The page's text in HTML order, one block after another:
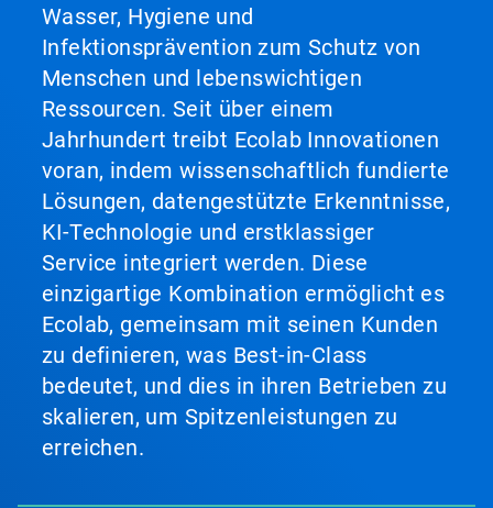
Wasser, Hygiene und
Infektionsprävention zum Schutz von
Menschen und lebenswichtigen
Ressourcen. Seit über einem
Jahrhundert treibt Ecolab Innovationen
voran, indem wissenschaftlich fundierte
Lösungen, datengestützte Erkenntnisse,
KI-Technologie und erstklassiger
Service integriert werden. Diese
einzigartige Kombination ermöglicht es
Ecolab, gemeinsam mit seinen Kunden
zu definieren, was Best-in-Class
bedeutet, und dies in ihren Betrieben zu
skalieren, um Spitzenleistungen zu
erreichen.